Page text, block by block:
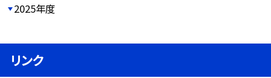
2025年度
リンク